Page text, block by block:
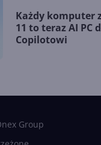
Każdy komputer
11 to teraz AI PC
Copilotowi
Group